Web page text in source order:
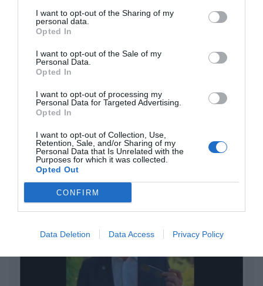
I want to opt-out of the Sharing of my
personal data.
Opted In
I want to opt-out of the Sale of my
Personal Data.
Opted In
I want to opt-out of processing my
Personal Data for Targeted Advertising.
Opted In
I want to opt-out of Collection, Use,
Retention, Sale, and/or Sharing of my
Personal Data that Is Unrelated with the
Purposes for which it was collected.
Opted Out
CONFIRM
Data Deletion Data Access Privacy Policy
son las patentes
Eulogio López
Isabel Pantoja pierde dos pleitos
con Hacienda por 700.000
euros... suma y sigue
El IBEX 35 cerró la sesión del
miércoles en los 20.057 puntos,
un nuevo récord
Eulogio López
Argumentos